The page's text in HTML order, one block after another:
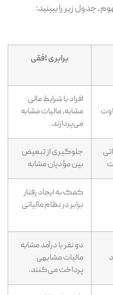
جدول زیر را ببینید:
برابری افقی
افراد با شرایط مالی
مشابه، مالیات مشابه
می‌پردازند.
جلوگیری از تبعیض
بین مؤدیان مشابه
کمک به ایجاد رفتار
برابر در نظام مالیاتی
دو نفر با درآمد مشابه
مالیات مشابهی
پرداخت می‌کنند.